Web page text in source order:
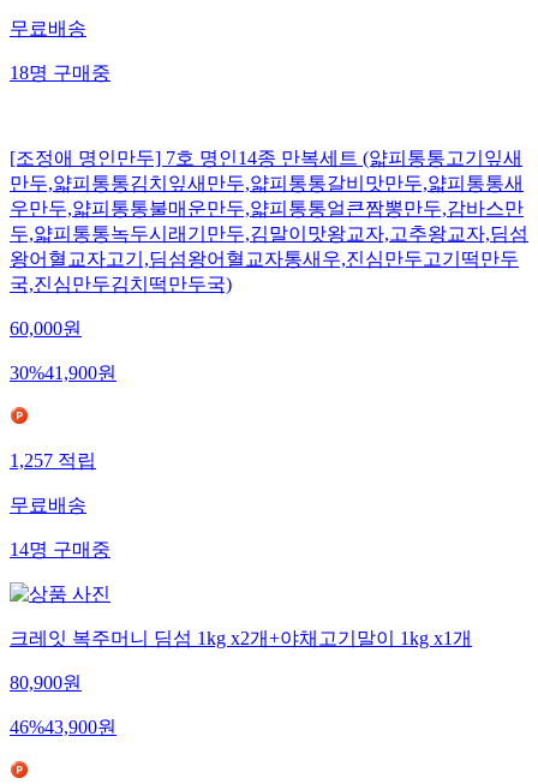
무료배송
18명구매중
[조정애 명인만두] 7호 명인14종 만복세트 (얇피통통고기잎새
만두,얇피통통김치잎새만두,얇피통통갈비맛만두,얇피통통새
우만두,얇피통통불매운만두,얇피통통얼큰짬뽕만두,감바스만
두,얇피통통녹두시래기만두,김말이맛왕교자,고추왕교자,딤섬
왕어혈교자고기,딤섬왕어혈교자통새우,진심만두고기떡만두
국,진심만두김치떡만두국)
60,000원
30%41,900원
1,257적립
무료배송
14명구매중
크레잇 복주머니 딤섬 1kg x2개+야채고기말이 1kg x1개
80,900원
46%43,900원